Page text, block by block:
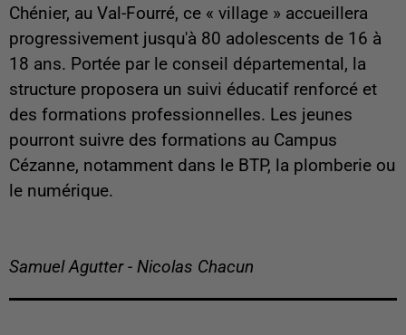
Chénier, au Val-Fourré, ce « village » accueillera
progressivement jusqu'à 80 adolescents de 16 à
18 ans. Portée par le conseil départemental, la
structure proposera un suivi éducatif renforcé et
des formations professionnelles. Les jeunes
pourront suivre des formations au Campus
Cézanne, notamment dans le BTP, la plomberie ou
le numérique.
Samuel Agutter - Nicolas Chacun